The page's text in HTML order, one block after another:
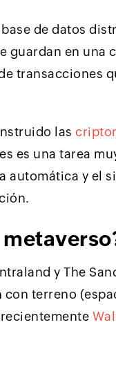
de datos
guardan en una
transacciones
las
es una tarea
automática y el
y The
con terreno